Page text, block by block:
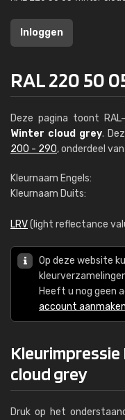
Inloggen
RAL 220 50
Deze pagina toont
Winter cloud grey.
200 - 290, onderdeel
Kleurnaam Engels:
Kleurnaam Duits:
LRV(light reflectance
Op deze website
Heeft u nog geen
account aanmaken
Kleurimpressie
cloud grey
Druk op het